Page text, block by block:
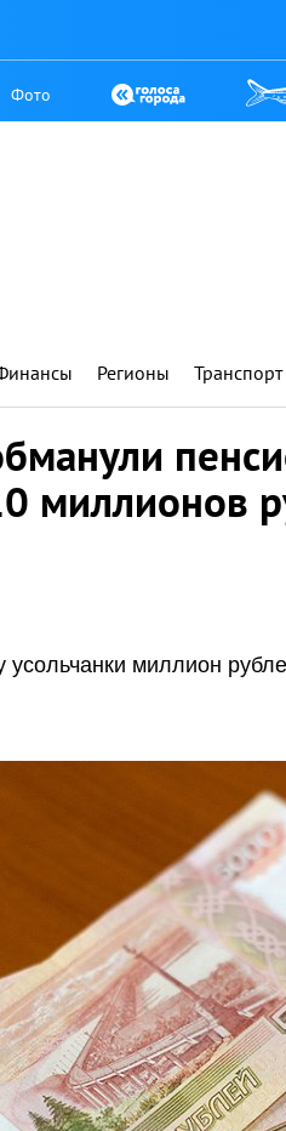
Фото
Регионы Транспорт
миллионов
миллион